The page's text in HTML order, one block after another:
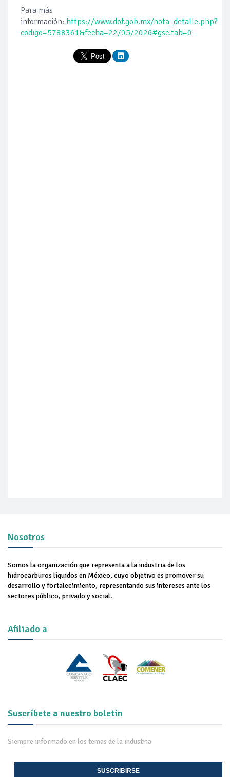
Para más
información: https://www.dof.gob.mx/nota_detalle.php?
codigo=5788361&fecha=22/05/2026#gsc.tab=0
Nosotros
Somos la organización que representa a la industria de los
hidrocarburos líquidos en México, cuyo objetivo es promover su
desarrollo y fortalecimiento, representando sus intereses ante los
sectores público, privado y social.
Afiliado a
Suscríbete a nuestro boletín
Siempre informado en los temas de la industria
SUSCRIBIRSE